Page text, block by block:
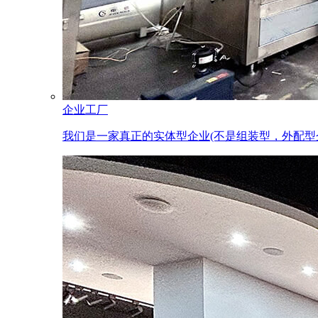
企业工厂
我们是一家真正的实体型企业(不是组装型，外配型